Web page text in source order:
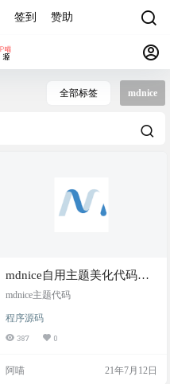
签到 赞助
全部标签 mdnice
mdnice自用主题美化代码
（一），圆润一些
mdnice主题代码
程序源码
387 0
阿喵 21年7月12日